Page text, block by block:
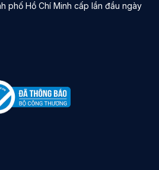
phố Hồ Chí Minh cấp lần đầu ngày